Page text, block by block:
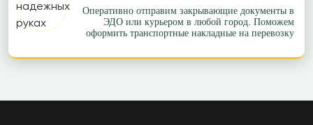
Оперативно отправим закрывающие документы в
ЭДО или курьером в любой город. Поможем
оформить транспортные накладные на перевозку